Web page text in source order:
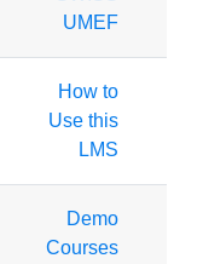
UMEF
How to
Use this
LMS
Demo
Courses